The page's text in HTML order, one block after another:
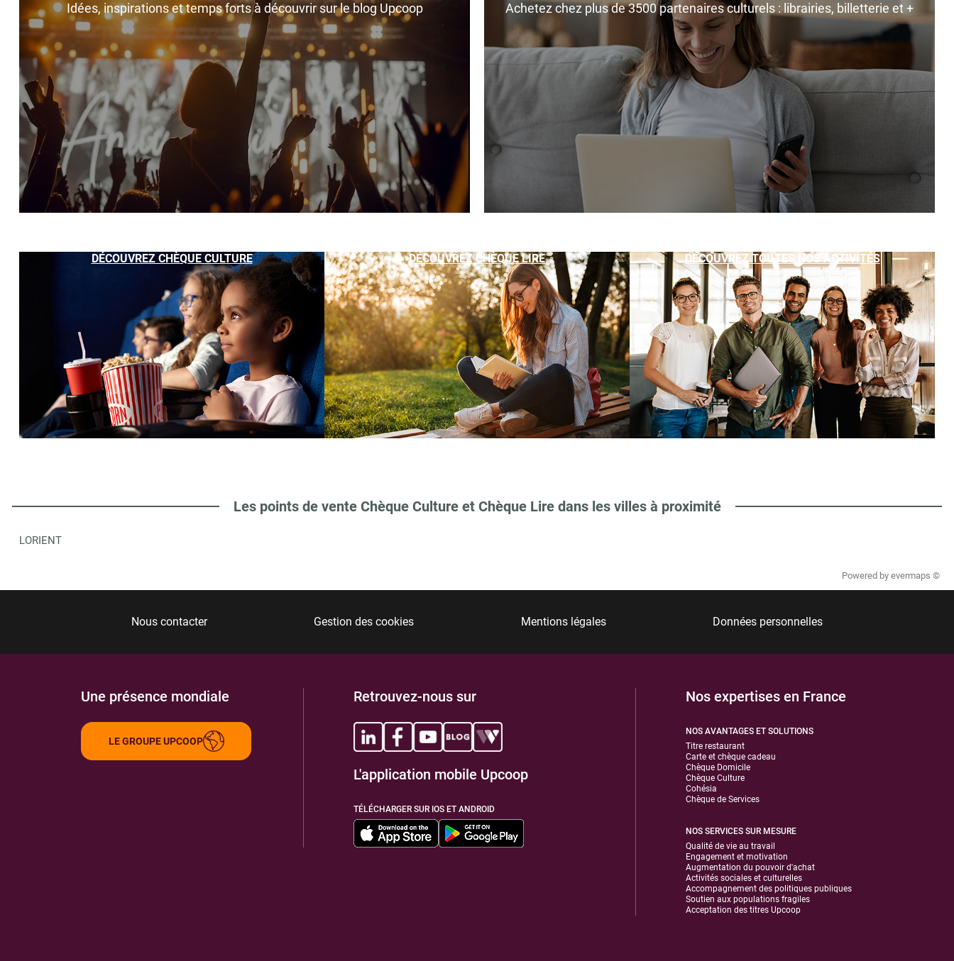
Idées, inspirations et temps forts à découvrir sur le blog Upcoop Achetez chez plus de 3500 partenaires culturels : librairies, billetterie et +
DÉCOUVREZ CHÈQUE CULTURE DÉCOUVREZ CHÈQUE LIRE DÉCOUVREZ TOUTES NOS ACTIVITÉS
Les points de vente Chèque Culture et Chèque Lire dans les villes à proximité
LORIENT
Powered by evermaps ©
Nous contacter Gestion des cookies Mentions légales Données personnelles
Une présence mondiale
LE GROUPE UPCOOP
Retrouvez-nous sur
L'application mobile Upcoop
TÉLÉCHARGER SUR IOS ET ANDROID
Nos expertises en France
NOS AVANTAGES ET SOLUTIONS
Titre restaurant
Carte et chèque cadeau
Chèque Domicile
Chèque Culture
Cohésia
Chèque de Services
NOS SERVICES SUR MESURE
Qualité de vie au travail
Engagement et motivation
Augmentation du pouvoir d'achat
Activités sociales et culturelles
Accompagnement des politiques publiques
Soutien aux populations fragiles
Acceptation des titres Upcoop